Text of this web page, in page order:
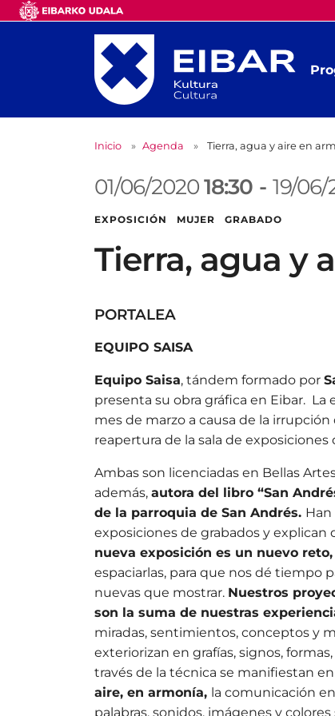
Inicio Agenda Tierra, agua y aire en
01/06/202018:30 - 19/
EXPOSICIÓN MUJER GRABADO
Tierra, agua y
PORTALEA
EQUIPO SAISA
Equipo Saisa, tándem formado por
presenta su obra gráfica en Eibar. La
mes de marzo a causa de la irrupción
reapertura de la sala de exposiciones
Ambas son licenciadas en Bellas
además, autora del libro “San
de la parroquia de San Andrés. Han
exposiciones de grabados y explican
nueva exposición es un nuevo reto,
espaciarlas, para que nos dé tiempo
nuevas que mostrar. Nuestros
son la suma de nuestras
miradas, sentimientos, conceptos y
exteriorizan en grafías, signos,
través de la técnica se manifiestan en
aire, en armonía, la comunicación
palabras, sonidos, imágenes y